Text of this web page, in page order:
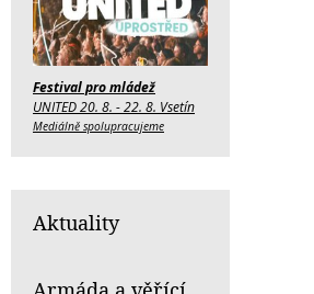
Festival pro mládež
UNITED 20. 8. - 22. 8. Vsetín
Mediálně spolupracujeme
Aktuality